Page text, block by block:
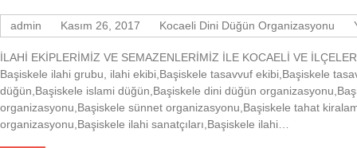
admin Kasım 26, 2017 Kocaeli Dini Düğün Organizasyonu
İLAHİ EKİPLERİMİZ VE SEMAZENLERİMİZ İLE KOCAELİ VE
Başiskele ilahi grubu, ilahi ekibi,Başiskele tasavvuf ekibi,Başiskele
düğün,Başiskele islami düğün,Başiskele dini düğün
organizasyonu,Başiskele sünnet organizasyonu,Başiskele tahat
organizasyonu,Başiskele ilahi sanatçıları,Başiskele ilahi…